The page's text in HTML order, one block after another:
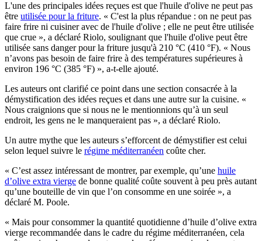
L'une des principales idées reçues est que l'huile d'olive ne peut pas
être utilisée pour la friture. « C'est la plus répandue : on ne peut pas
faire frire ni cuisiner avec de l'huile d'olive ; elle ne peut être utilisée
que crue », a déclaré Riolo, soulignant que l'huile d'olive peut être
utilisée sans danger pour la friture jusqu'à 210 °C (410 °F). « Nous
n’avons pas besoin de faire frire à des températures supérieures à
environ 196 °C (385 °F) », a-t-elle ajouté.
Les auteurs ont clarifié ce point dans une section consacrée à la
démystification des idées reçues et dans une autre sur la cuisine. «
Nous craignions que si nous ne le mentionnions qu’à un seul
endroit, les gens ne le manqueraient pas », a déclaré Riolo.
Un autre mythe que les auteurs s’efforcent de démystifier est celui
selon lequel suivre le régime méditerranéen coûte cher.
« C’est assez intéressant de montrer, par exemple, qu’une huile
d’olive extra vierge de bonne qualité coûte souvent à peu près autant
qu’une bouteille de vin que l’on consomme en une soirée », a
déclaré M. Poole.
« Mais pour consommer la quantité quotidienne d’huile d’olive extra
vierge recommandée dans le cadre du régime méditerranéen, cela